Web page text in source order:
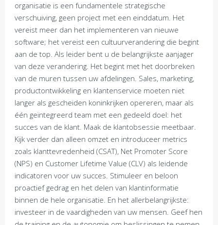
organisatie is een fundamentele strategische
verschuiving, geen project met een einddatum. Het
vereist meer dan het implementeren van nieuwe
software; het vereist een cultuurverandering die begint
aan de top. Als leider bent u de belangrijkste aanjager
van deze verandering. Het begint met het doorbreken
van de muren tussen uw afdelingen. Sales, marketing,
productontwikkeling en klantenservice moeten niet
langer als gescheiden koninkrijken opereren, maar als
één geïntegreerd team met een gedeeld doel: het
succes van de klant. Maak de klantobsessie meetbaar.
Kijk verder dan alleen omzet en introduceer metrics
zoals klanttevredenheid (CSAT), Net Promoter Score
(NPS) en Customer Lifetime Value (CLV) als leidende
indicatoren voor uw succes. Stimuleer en beloon
proactief gedrag en het delen van klantinformatie
binnen de hele organisatie. En het allerbelangrijkste:
investeer in de vaardigheden van uw mensen. Geef hen